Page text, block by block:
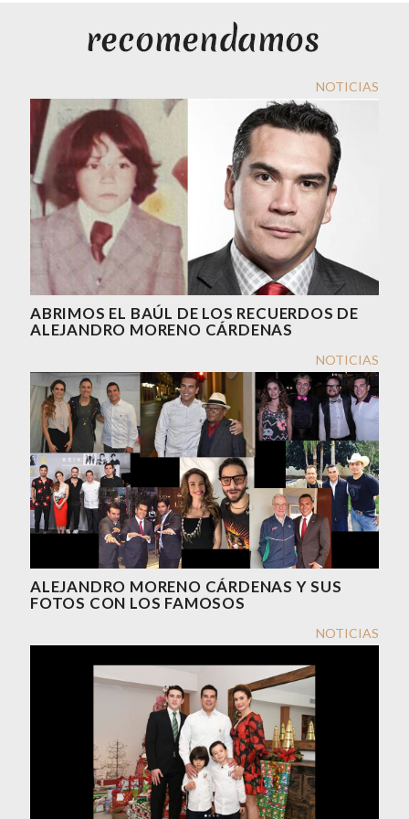
NOTICIAS
ABRIMOS EL BAÚL DE LOS RECUERDOS DE
ALEJANDRO MORENO CÁRDENAS
NOTICIAS
ALEJANDRO MORENO CÁRDENAS Y SUS
FOTOS CON LOS FAMOSOS
NOTICIAS